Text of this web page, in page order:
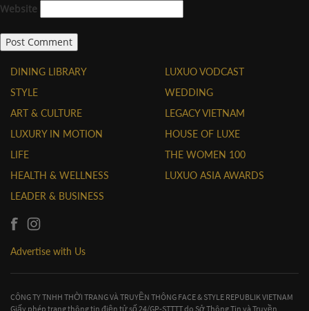
Website
DINING LIBRARY
STYLE
ART & CULTURE
LUXURY IN MOTION
LIFE
HEALTH & WELLNESS
LEADER & BUSINESS
LUXUO VODCAST
WEDDING
LEGACY VIETNAM
HOUSE OF LUXE
THE WOMEN 100
LUXUO ASIA AWARDS
Advertise with Us
CÔNG TY TNHH THỜI TRANG VÀ TRUYỀN THÔNG FACE & STYLE REPUBLIK VIETNAM
Giấy phép trang thông tin điện tử số 24/GP-STTTT do Sở Thông Tin và Truyền